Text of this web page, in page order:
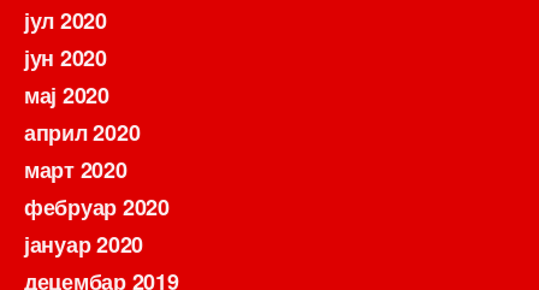
јул 2020
јун 2020
мај 2020
април 2020
март 2020
фебруар 2020
јануар 2020
децембар 2019